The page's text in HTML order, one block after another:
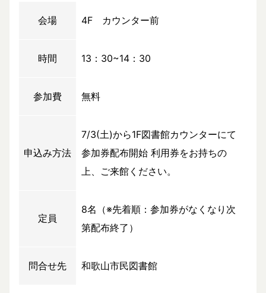
会場 4F カウンター前
時間 13：30~14：30
参加費 無料
申込み方法
7/3(土)から1F図書館カウンターにて
参加券配布開始 利用券をお持ちの
上、ご来館ください。
定員
8名（※先着順：参加券がなくなり次
第配布終了）
問合せ先 和歌山市民図書館